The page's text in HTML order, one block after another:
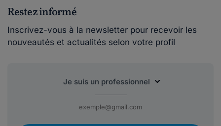
Restez informé
Inscrivez-vous à la newsletter pour recevoir les
nouveautés et actualités selon votre profil